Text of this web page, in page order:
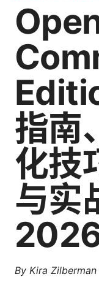
指南
化技
与实
By Kira Zilberman